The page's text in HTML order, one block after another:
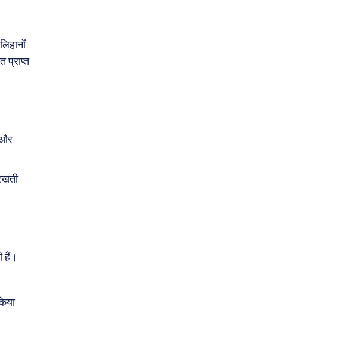
प्राप्त
और
हैं।